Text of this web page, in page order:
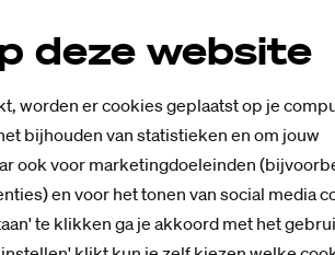
deze website
worden er cookies geplaatst op je
bijhouden van statistieken en om jouw
ook voor marketingdoeleinden
en voor het tonen van social media
te klikken ga je akkoord met het
is daarnaast ook niet verplicht,
apps zijn beheerd, dus
privételefoon,” legt hij uit. Saxion
Toch ligt het gebruik van een
erkent hij. “Niet iedereen zit
te doen – en gelukkig hoeft